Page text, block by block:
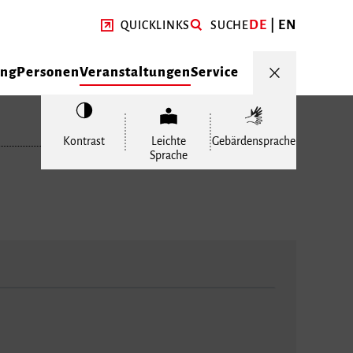
QUICKLINKS SUCHEDE EN
PersonenVeranstaltungenService
Kontrast
Leichte
Sprache
Gebärdensprache